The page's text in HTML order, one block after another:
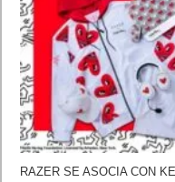
RAZER SE ASOCIA CON